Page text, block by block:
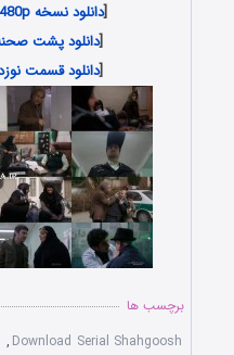
[دانلود نسخه 480p با حجم 348 مگابایت
[دانلود پشت صحنه با
[دانلود قسمت
برچسب ها
Download Serial Shahgoosh
,